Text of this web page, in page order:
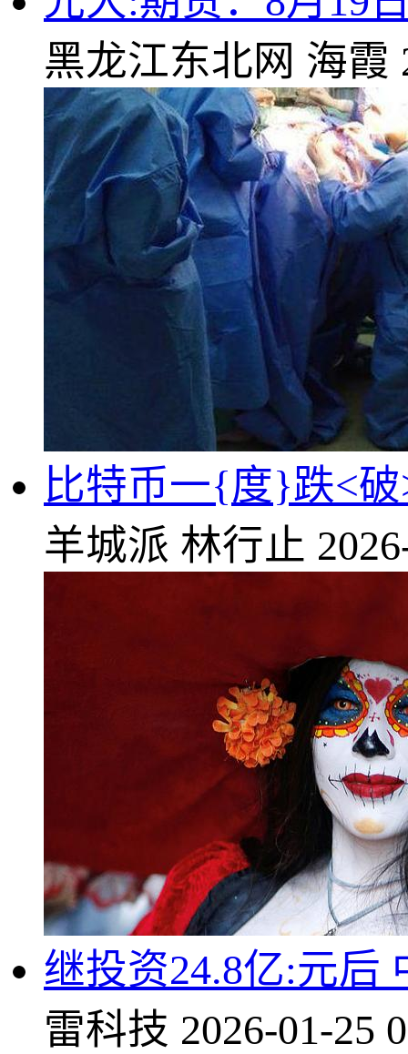
黑龙江东北网 海霞
比特币一{度}跌<破
羊城派 林行止
继投资24.8亿:元后
雷科技 2026-01-25